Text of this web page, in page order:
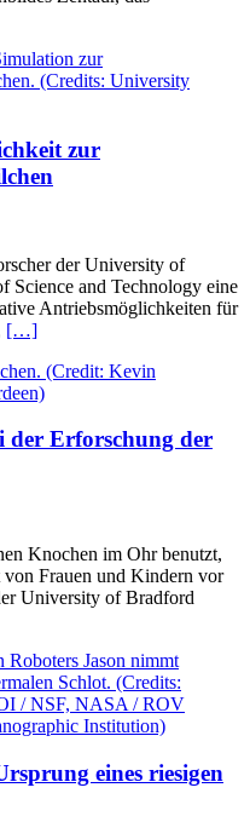
zur
der University of
and Technology eine
Antriebsmöglichkeiten für
[…]
der Erforschung der
Knochen im Ohr benutzt,
von Frauen und Kindern vor
University of Bradford
eines riesigen